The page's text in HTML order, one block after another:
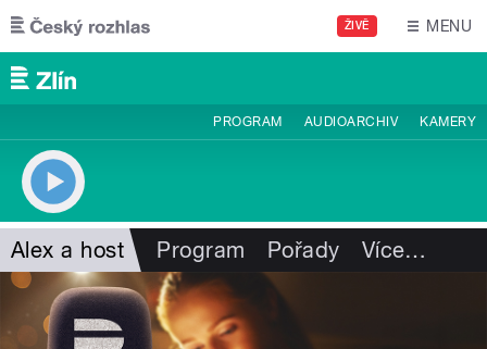
Přejít k hlavnímu obsahu
ŽIVĚ MENU
PROGRAM AUDIOARCHIV KAMERY
Alex a host Program Pořady Více…